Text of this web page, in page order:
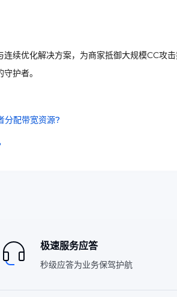
续优化解决方案，为商家抵御大规模CC攻
护者。
分配带宽资源?
极速服务应答
秒级应答为业务保驾护航